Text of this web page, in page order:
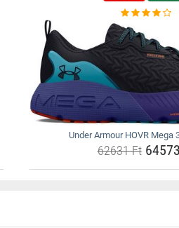
Under Armour HOVR Mega
62631 Ft